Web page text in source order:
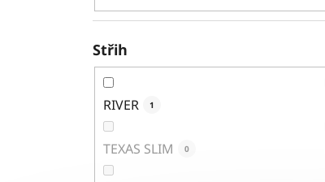
Střih
RIVER 1
TEXAS SLIM 0